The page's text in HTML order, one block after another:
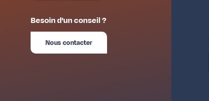
Besoin d'un conseil ?
Nous contacter